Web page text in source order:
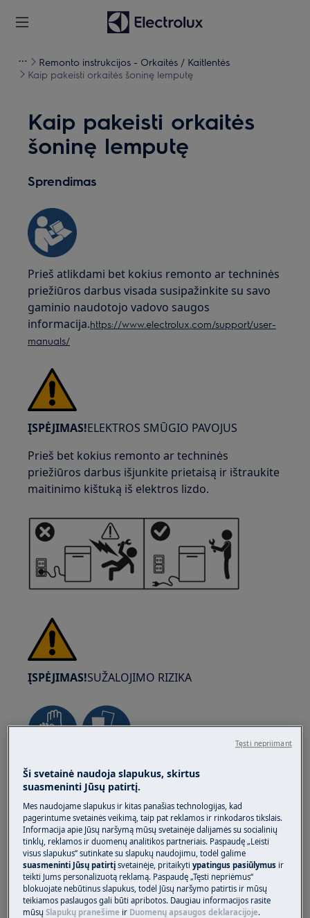
Remonto instrukcijos - Orkaitės / Kaitlentės
Kaip pakeisti orkaitės šoninę lemputę
Kaip pakeisti orkaitės
šoninę lemputę
Sprendimas
Prieš atlikdami bet kokius remonto ar techninės
priežiūros darbus visada susipažinkite su savo
gaminio naudotojo vadovo saugos
informacija.https://www.electrolux.com/support/user-
manuals/
ĮSPĖJIMAS!ELEKTROS SMŪGIO PAVOJUS
Prieš bet kokius remonto ar techninės
priežiūros darbus išjunkite prietaisą ir ištraukite
maitinimo kištuką iš elektros lizdo.
ĮSPĖJIMAS!SUŽALOJIMO RIZIKA
Visada būkite atsargūs perkeldami prietaisus.
Sunkesnius prietaisus saugiausia perkelti dviem
žmonėms. Visada naudokite apsaugines
pirštines ir apsauginę avalynę. Nuolat mūvėkite
apsaugines pirštines, kad apsisaugotumėte nuo
įpjovimų aštriais kraštais.
Ši svetainė naudoja slapukus, skirtus
suasmeninti Jūsų patirtį.
Mes naudojame slapukus ir kitas panašias technologijas, kad
pagerintume svetainės veikimą, taip pat reklamos ir rinkodaros tikslais.
Informacija apie Jūsų naršymą mūsų svetainėje dalijamės su socialinių
tinklų, reklamos ir duomenų analitikos partneriais. Paspaudę „Leisti
visus slapukus“ sutinkate su slapukų naudojimu, todėl galime
suasmeninti Jūsų patirtįsvetainėje, pritaikytiypatingus pasiūlymus ir
teikti Jums personalizuotą reklamą. Paspaudę „Tęsti nepriėmus“
blokuojate nebūtinus slapukus, todėl Jūsų naršymo patirtis ir mūsų
teikiamos paslaugos gali būti apribotos. Daugiau informacijos rasite
mūsųSlapukų pranešime ir Duomenų apsaugos deklaracijoje.
Tęsti nepriimant